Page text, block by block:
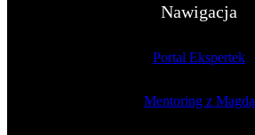
Nawigacja
Portal Ekspertek
Mentoring z Magdą